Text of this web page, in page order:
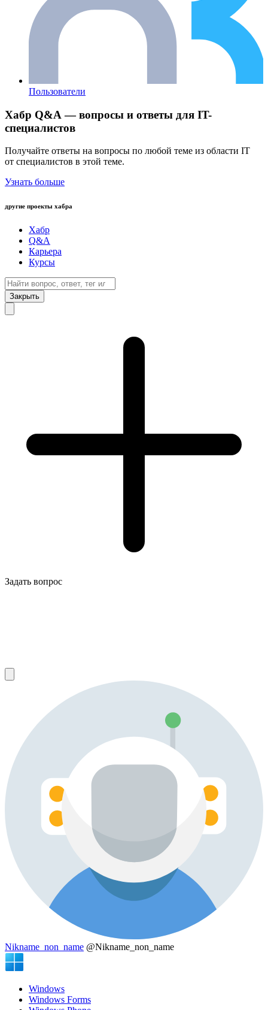
Пользователи
Хабр Q&A — вопросы и ответы для IT-
специалистов
Получайте ответы на вопросы по любой теме из области IT
от специалистов в этой теме.
Узнать больше
другие проекты хабра
Хабр
Q&A
Карьера
Курсы
Закрыть
Задать вопрос
Nikname_non_name @Nikname_non_name
Windows
Windows Forms